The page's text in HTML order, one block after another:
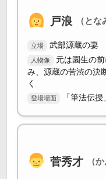
戸浪 （とな
立場 武部源蔵の妻
人物像
元は園生の
み、源蔵の苦渋の決
く
登場場面 「筆法伝授
菅秀才 （